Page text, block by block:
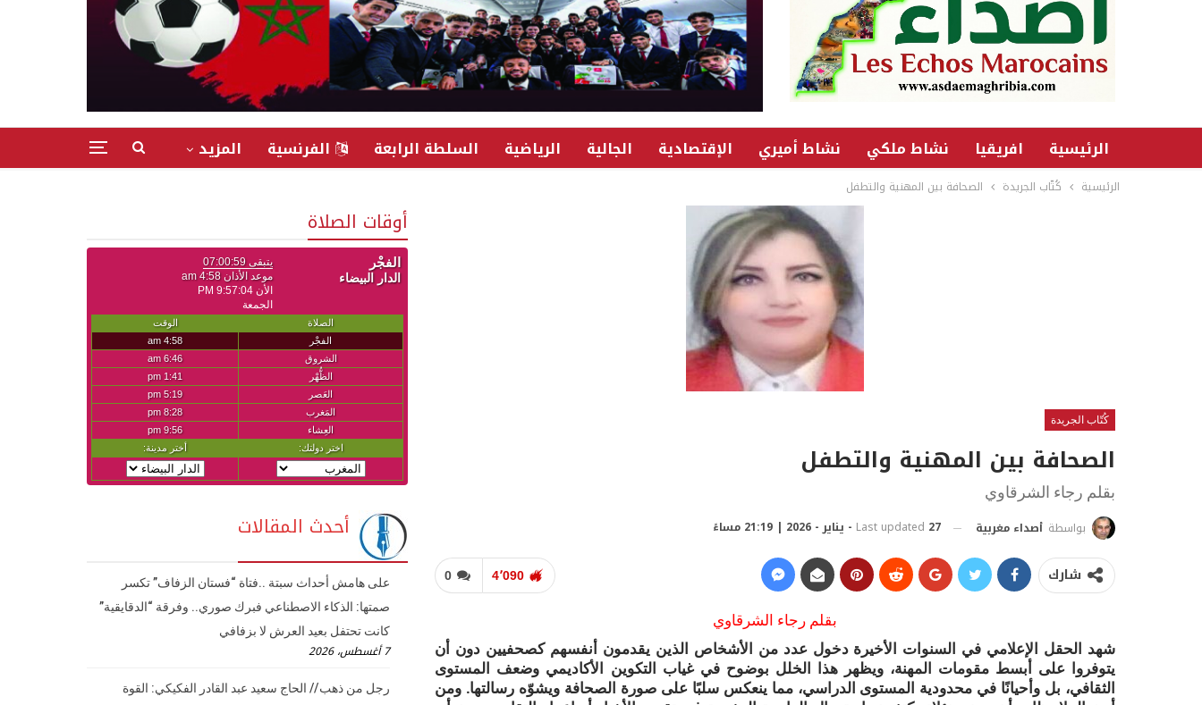
الرئيسية افريقيا نشاط ملكي نشاط أميري الإقتصادية الجالية الرياضية السلطة الرابعة الفرنسية المزيد
الرئيسية كُتّاب الجريدة الصحافة بين المهنية والتطفل
كُتّاب الجريدة
الصحافة بين المهنية والتطفل
بقلم رجاء الشرقاوي
بواسطة أصداء مغربية Last updated 27 - يناير - 2026 | 21:19 مساءً
0 4٬090 شارك
بقلم رجاء الشرقاوي
شهد الحقل الإعلامي في السنوات الأخيرة دخول عدد من الأشخاص الذين يقدمون أنفسهم كصحفيين دون أن
يتوفروا على أبسط مقومات المهنة، ويظهر هذا الخلل بوضوح في غياب التكوين الأكاديمي وضعف المستوى
الثقافي، بل وأحيانًا في محدودية المستوى الدراسي، مما ينعكس سلبًا على صورة الصحافة ويشوّه رسالتها. ومن
أوقات الصلاة
أحدث المقالات
على هامش أحداث سبتة ..فتاة “فستان الزفاف” تكسر
صمتها: الذكاء الاصطناعي فبرك صوري.. وفرقة “الدقايقية”
كانت تحتفل بعيد العرش لا بزفافي
7 أغسطس، 2026
رجل من ذهب // الحاج سعيد عبد القادر الفكيكي: القوة